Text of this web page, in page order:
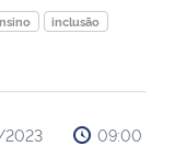
inclusão
2023 09:00